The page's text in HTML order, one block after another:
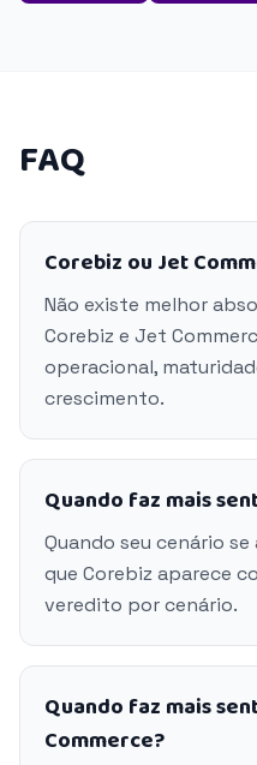
FAQ
Corebiz ou Jet
Não existe melhor
Corebiz e Jet
operacional,
crescimento.
Quando faz mais
Quando seu cenário
que Corebiz aparece
veredito por cenário.
Quando faz mais
Commerce?